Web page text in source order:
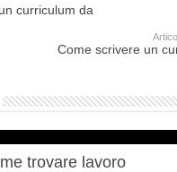
curriculum da
Come scrivere un
trovare lavoro